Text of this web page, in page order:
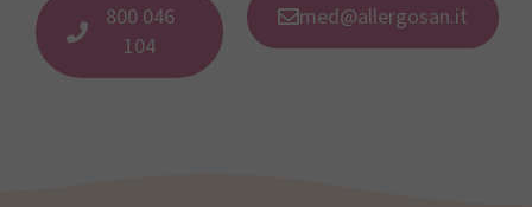
800 046
104
med@allergosan.it